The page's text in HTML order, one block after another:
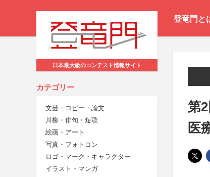
登竜門と
日本最大級のコンテスト情報サイト
カテゴリー
文芸・コピー・論文
川柳・俳句・短歌
絵画・アート
写真・フォトコン
ロゴ・マーク・キャラクター
イラスト・マンガ
第
医